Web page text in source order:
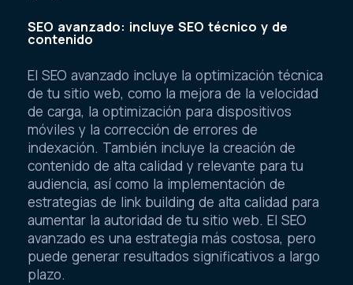
SEO avanzado: incluye SEO técnico y de
contenido
El SEO avanzado incluye la optimización técnica
de tu sitio web, como la mejora de la velocidad
de carga, la optimización para dispositivos
móviles y la corrección de errores de
indexación. También incluye la creación de
contenido de alta calidad y relevante para tu
audiencia, así como la implementación de
estrategias de link building de alta calidad para
aumentar la autoridad de tu sitio web. El SEO
avanzado es una estrategia más costosa, pero
puede generar resultados significativos a largo
plazo.